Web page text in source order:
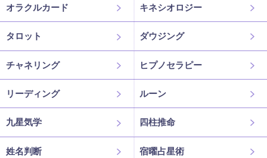
オラクルカード キネシオロジー
タロット ダウジング
チャネリング ヒプノセラピー
リーディング ルーン
九星気学 四柱推命
姓名判断 宿曜占星術